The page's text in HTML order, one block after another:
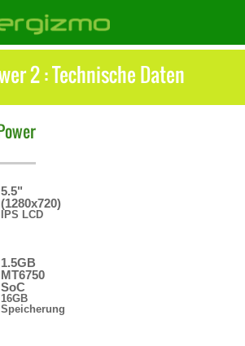
2 : Technische Daten
5.5"
(1280x720)
IPS LCD
1.5GB
MT6750
SoC
16GB
Speicherung